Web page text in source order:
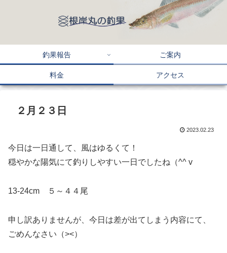
釣果報告 ご案内
料金 アクセス
２月２３日
2023.02.23
今日は一日通して、風はゆるくて！
穏やかな陽気にて釣りしやすい一日でしたね（^^ v
13-24cm ５～４４尾
申し訳ありませんが、今日は差が出てしまう内容にて、
ごめんなさい（><）